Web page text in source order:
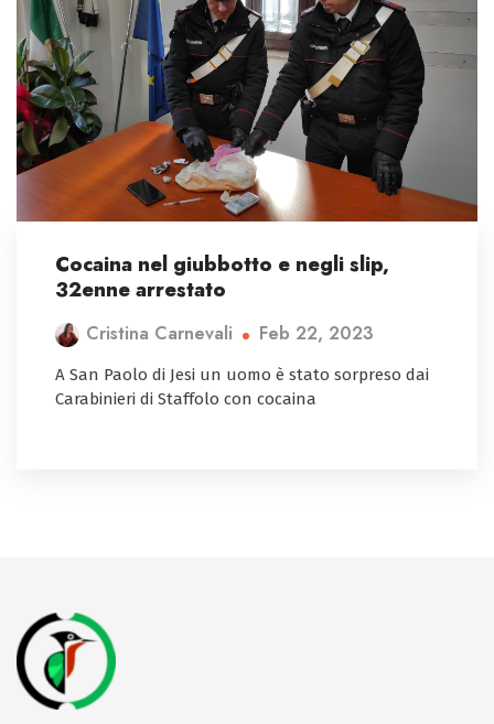
Cocaina nel giubbotto e negli slip,
32enne arrestato
Cristina Carnevali Feb 22, 2023
A San Paolo di Jesi un uomo è stato sorpreso dai
Carabinieri di Staffolo con cocaina